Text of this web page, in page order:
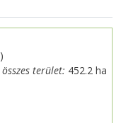
összes terület: 452.2 ha